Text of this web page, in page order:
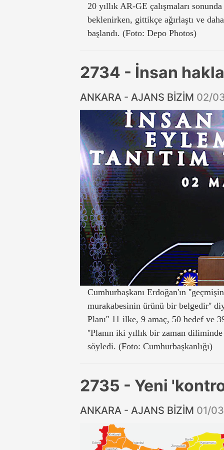
20 yıllık AR-GE çalışmaları
beklenirken, gittikçe ağırlaştı ve
başlandı. (Foto: Depo Photos)
2734 - İnsan
ANKARA - AJANS BİZİM 02/
Cumhurbaşkanı Erdoğan'ın
murakabesinin ürünü bir belgedir''
Planı'' 11 ilke, 9 amaç, 50 hedef ve
''Planın iki yıllık bir zaman diliminde
söyledi. (Foto: Cumhurbaşkanlığı)
2735 - Yeni
ANKARA - AJANS BİZİM 01/